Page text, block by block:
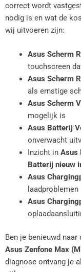
correct wordt
nodig is en wat de
wij uitvoeren zijn:
Asus Scherm
touchscreen
Asus Scherm
als ernstige
Asus Scherm
mogelijk is
Asus Batterij
onverwacht
Inzicht in Asus
Batterij nieuw
Asus
laadproblemen
Asus
Ben je benieuwd naar
Asus Zenfone Max
diagnose ontvang je